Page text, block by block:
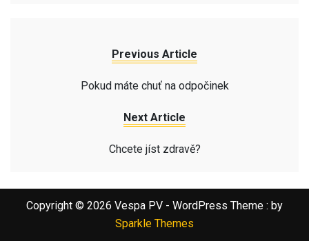
Previous Article
Pokud máte chuť na odpočinek
Next Article
Chcete jíst zdravě?
Copyright © 2026 Vespa PV - WordPress Theme : by
Sparkle Themes